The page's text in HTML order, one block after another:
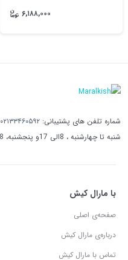
۶,۱۸۸,۰۰۰
شماره تلفن های پشتیبانی: ۰۲۱۳۳۴۶۰۵۹۲
شنبه تا چهارشنبه ، 8الی 17و پنجشنبه، 8الی 14 میزبان صدای گرمتان هستیم
با مارال کیش
صفحه‌ی اصلی
درباره‌ی مارال کیش
تماس با مارال کیش